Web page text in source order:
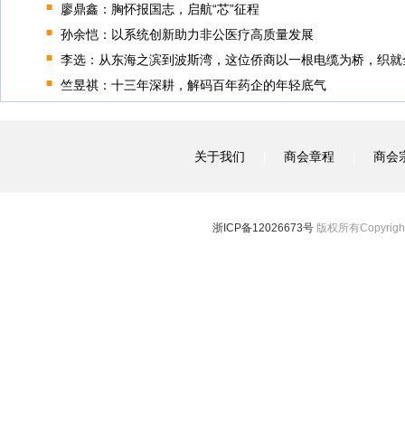
廖鼎鑫：胸怀报国志，启航“芯”征程
孙余恺：以系统创新助力非公医疗高质量发展
李选：从东海之滨到波斯湾，这位侨商以一根电缆为桥，织
竺昱祺：十三年深耕，解码百年药企的年轻底气
关于我们 商会章程 商会
浙ICP备12026673号 版权所有